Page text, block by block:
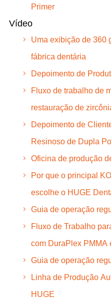
Primer
Vídeo
Uma exibição de 360
fábrica dentária
Depoimento de
Fluxo de trabalho de
restauração de
Depoimento de
Resinoso de Dupla
Oficina de produção
Por que o principal
escolhe o HUGE
Guia de operação
Fluxo de Trabalho
com DuraPlex PMMA
Guia de operação
Linha de Produção
HUGE